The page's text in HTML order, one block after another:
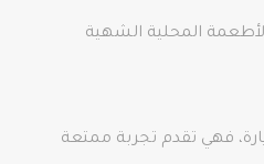
المحلية الشهية
فهي تقدم تجربة ممتعة